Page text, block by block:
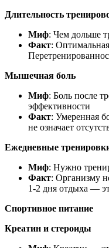
Длительность
Миф: Чем дольше
Факт:
Мышечная боль
Миф: Боль после
эффективности
Факт: Умеренная
не означает
Ежедневные
Миф: Нужно
Факт: Организму
1-2 дня отдыха —
Спортивное питание
Креатин и стероиды